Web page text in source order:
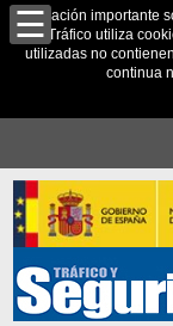
Información importante
de Tráfico utiliza
utilizadas no
continua